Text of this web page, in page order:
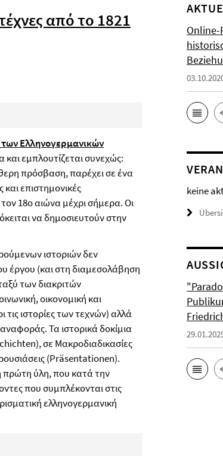
από το 1821
των Ελληνογερμανικών
και εμπλουτίζεται συνεχώς:
πρόσβαση, παρέχει σε ένα
και επιστημονικές
18ο αιώνα μέχρι σήμερα. Οι
να δημοσιευτούν στην
ιστοριών δεν
έργου (και στη διαμεσολάβηση
των διακριτών
οικονομική και
τις ιστορίες των τεχνών) αλλά
Τα ιστορικά δοκίμια
σε Μακροδιαδικασίες
(Präsentationen).
πρώτη ύλη, που κατά την
που συμπλέκονται στις
ελληνογερμανική
keine